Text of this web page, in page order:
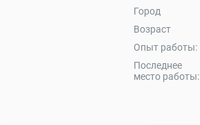
Город
Возраст
Опыт работы:
Последнее
место работы: